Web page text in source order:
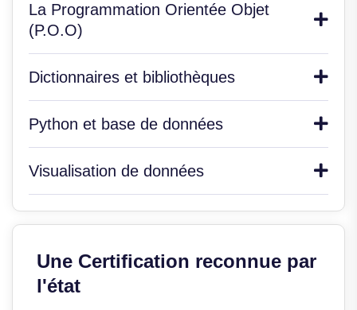
La Programmation Orientée Objet
(P.O.O)
Dictionnaires et bibliothèques
Python et base de données
Visualisation de données
Une Certification reconnue par
l'état